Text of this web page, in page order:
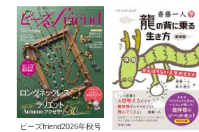
ビーズfriend2026年秋号